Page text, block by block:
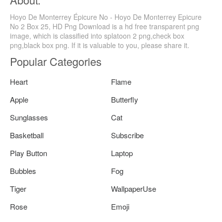
Hoyo De Monterrey Épicure No - Hoyo De Monterrey Epicure
No 2 Box 25, HD Png Download is a hd free transparent png
image, which is classified into splatoon 2 png,check box
png,black box png. If it is valuable to you, please share it.
Popular Categories
Heart
Flame
Apple
Butterfly
Sunglasses
Cat
Basketball
Subscribe
Play Button
Laptop
Bubbles
Fog
Tiger
WallpaperUse
Rose
Emoji